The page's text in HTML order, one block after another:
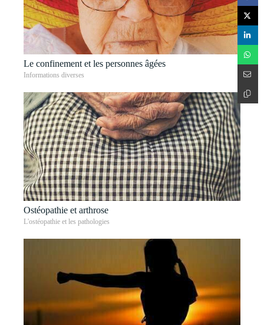
Le confinement et les personnes âgées
Informations diverses
Ostéopathie et arthrose
L'ostéopathie et les pathologies